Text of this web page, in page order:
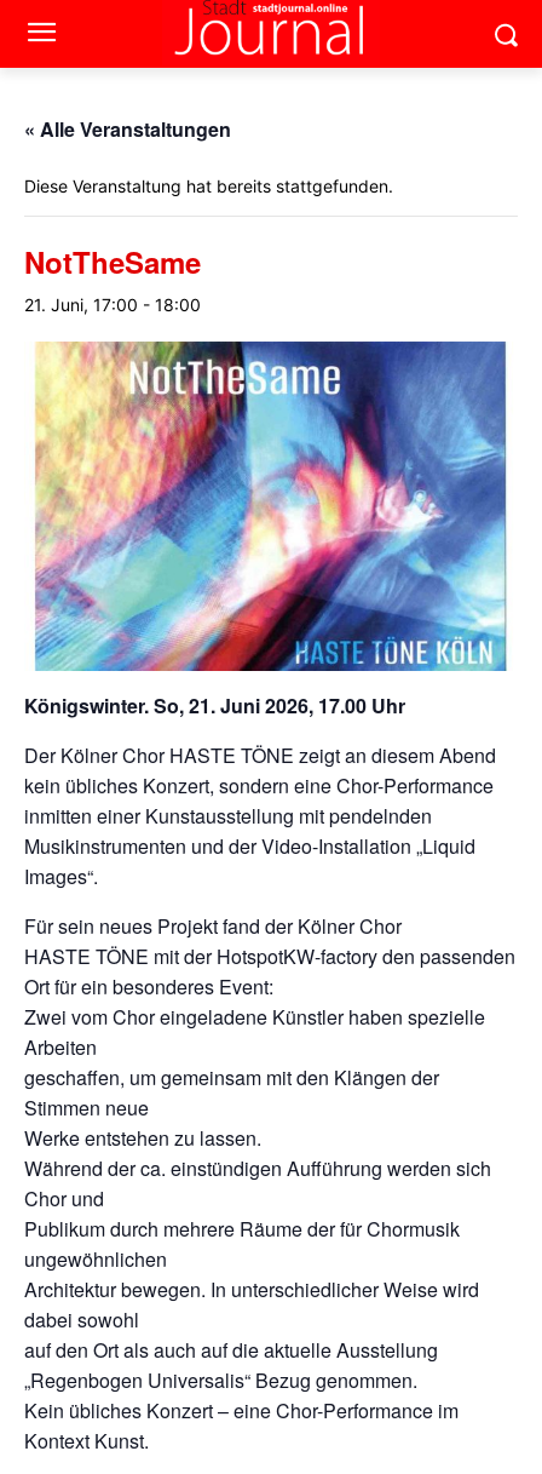
« Alle Veranstaltungen
Diese Veranstaltung hat bereits stattgefunden.
NotTheSame
21. Juni, 17:00 - 18:00
Königswinter. So, 21. Juni 2026, 17.00 Uhr
Der Kölner Chor HASTE TÖNE zeigt an diesem Abend
kein übliches Konzert, sondern eine Chor-Performance
inmitten einer Kunstausstellung mit pendelnden
Musikinstrumenten und der Video-Installation „Liquid
Images“.
Für sein neues Projekt fand der Kölner Chor
HASTE TÖNE mit der HotspotKW-factory den passenden
Ort für ein besonderes Event:
Zwei vom Chor eingeladene Künstler haben spezielle
Arbeiten
geschaffen, um gemeinsam mit den Klängen der
Stimmen neue
Werke entstehen zu lassen.
Während der ca. einstündigen Aufführung werden sich
Chor und
Publikum durch mehrere Räume der für Chormusik
ungewöhnlichen
Architektur bewegen. In unterschiedlicher Weise wird
dabei sowohl
auf den Ort als auch auf die aktuelle Ausstellung
„Regenbogen Universalis“ Bezug genommen.
Kein übliches Konzert – eine Chor-Performance im
Kontext Kunst.